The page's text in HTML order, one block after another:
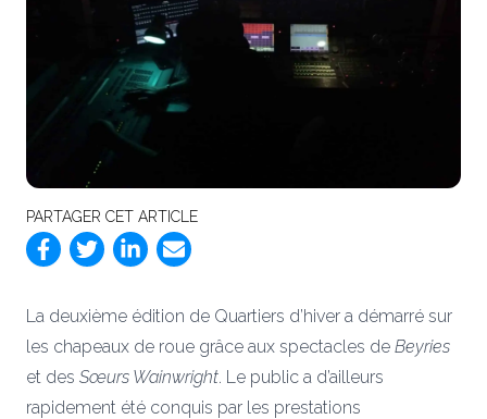
PARTAGER CET ARTICLE
La deuxième édition de Quartiers d’hiver a démarré sur
les chapeaux de roue grâce aux spectacles de Beyries
et des Sœurs Wainwright. Le public a d’ailleurs
rapidement été conquis par les prestations